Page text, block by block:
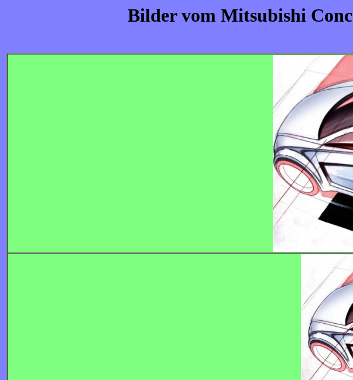
Bilder vom Mitsubishi